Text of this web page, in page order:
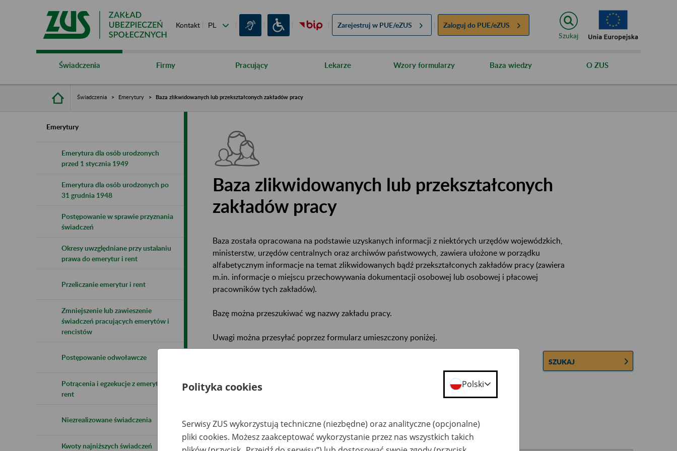
Kontakt Zarejestruj w PUE/eZUS Zaloguj do PUE/eZUS
Szukaj
Świadczenia Firmy Pracujący Lekarze Wzory formularzy Baza wiedzy O ZUS
Świadczenia Emerytury Baza zlikwidowanych lub przekształconych zakładów pracy
Emerytury
Emerytura dla osób urodzonych
przed 1 stycznia 1949
Emerytura dla osób urodzonych po
31 grudnia 1948
Postępowanie w sprawie przyznania
świadczeń
Okresy uwzględniane przy ustalaniu
prawa do emerytur i rent
Przeliczanie emerytur i rent
Zmniejszenie lub zawieszenie
świadczeń pracujących emerytów i
rencistów
Postępowanie odwoławcze
Potrącenia i egzekucje z emerytur i
rent
Niezrealizowane świadczenia
Kwoty najniższych świadczeń
Baza zlikwidowanych lub przekształconych
zakładów pracy
Baza została opracowana na podstawie uzyskanych informacji z niektórych urzędów wojewódzkich,
ministerstw, urzędów centralnych oraz archiwów państwowych, zawiera ułożone w porządku
alfabetycznym informacje na temat zlikwidowanych bądź przekształconych zakładów pracy (zawiera
m.in. informacje o miejscu przechowywania dokumentacji osobowej lub osobowej i płacowej
pracowników tych zakładów).
Bazę można przeszukiwać wg nazwy zakładu pracy.
Uwagi można przesyłać poprzez formularz umieszczony poniżej.
SZUKAJ
Wszystkie uwagi można przesyłać poprzez
Ukryj wszystkie pozycje bazy
Polityka cookies Polski
Serwisy ZUS wykorzystują techniczne (niezbędne) oraz analityczne (opcjonalne)
pliki cookies. Możesz zaakceptować wykorzystanie przez nas wszystkich takich